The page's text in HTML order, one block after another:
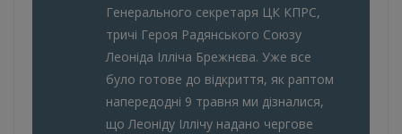
Генерального секретаря ЦК КПРС,
тричі Героя Радянського Союзу
Леоніда Ілліча Брежнєва. Уже все
було готове до відкриття, як раптом
напередодні 9 травня ми дізналися,
що Леоніду Іллічу надано чергове